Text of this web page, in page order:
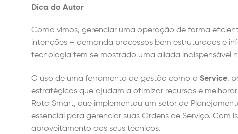
Dica do Autor
Como vimos, gerenciar uma operação de forma
intenções – demanda processos bem estruturados e
tecnologia tem se mostrado uma aliada indispensável
O uso de uma ferramenta de gestão como o Service,
estratégicos que ajudam a otimizar recursos e
Rota Smart, que implementou um setor de
essencial para gerenciar suas Ordens de Serviço. Com
aproveitamento dos seus técnicos.